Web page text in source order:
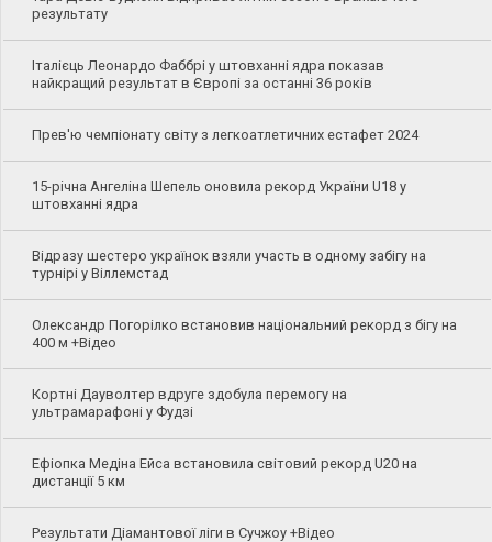
результату
Італієць Леонардо Фаббрі у штовханні ядра показав
найкращий результат в Європі за останні 36 років
Прев'ю чемпіонату світу з легкоатлетичних естафет 2024
15-річна Ангеліна Шепель оновила рекорд України U18 у
штовханні ядра
Відразу шестеро українок взяли участь в одному забігу на
турнірі у Віллемстад
Олександр Погорілко встановив національний рекорд з бігу на
400 м +Відео
Кортні Дауволтер вдруге здобула перемогу на
ультрамарафоні у Фудзі
Ефіопка Медіна Ейса встановила світовий рекорд U20 на
дистанції 5 км
Результати Діамантової ліги в Сучжоу +Відео